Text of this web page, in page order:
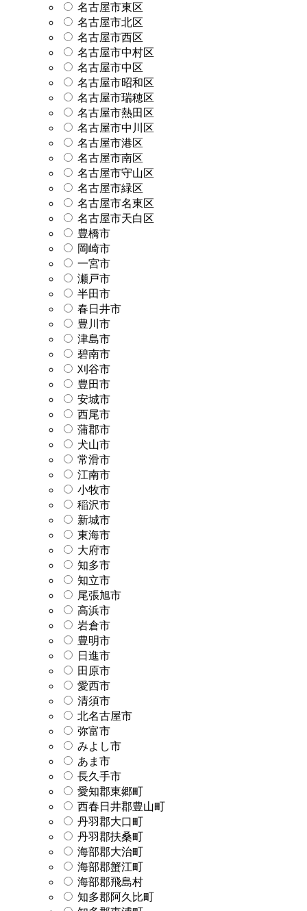
名古屋市東区
名古屋市北区
名古屋市西区
名古屋市中村区
名古屋市中区
名古屋市昭和区
名古屋市瑞穂区
名古屋市熱田区
名古屋市中川区
名古屋市港区
名古屋市南区
名古屋市守山区
名古屋市緑区
名古屋市名東区
名古屋市天白区
豊橋市
岡崎市
一宮市
瀬戸市
半田市
春日井市
豊川市
津島市
碧南市
刈谷市
豊田市
安城市
西尾市
蒲郡市
犬山市
常滑市
江南市
小牧市
稲沢市
新城市
東海市
大府市
知多市
知立市
尾張旭市
高浜市
岩倉市
豊明市
日進市
田原市
愛西市
清須市
北名古屋市
弥富市
みよし市
あま市
長久手市
愛知郡東郷町
西春日井郡豊山町
丹羽郡大口町
丹羽郡扶桑町
海部郡大治町
海部郡蟹江町
海部郡飛島村
知多郡阿久比町